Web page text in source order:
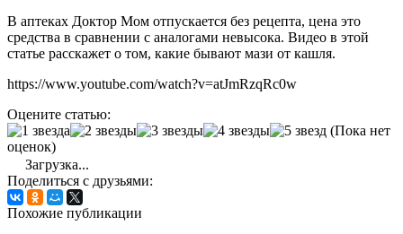
В аптеках Доктор Мом отпускается без рецепта, цена это
средства в сравнении с аналогами невысока. Видео в этой
статье расскажет о том, какие бывают мази от кашля.
https://www.youtube.com/watch?v=atJmRzqRc0w
Оцените статью:
(Пока нет
оценок)
Загрузка...
Поделиться с друзьями:
Похожие публикации